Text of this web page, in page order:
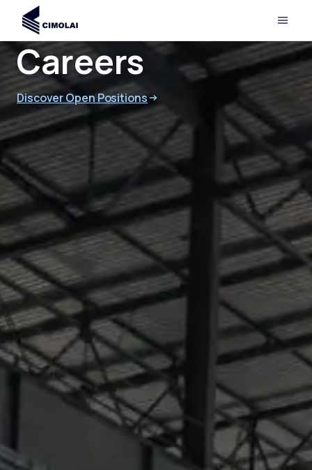
Careers
Discover Open Positions